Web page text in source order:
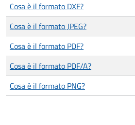
Cosa è il formato DXF?
Cosa è il formato JPEG?
Cosa è il formato PDF?
Cosa è il formato PDF/A?
Cosa è il formato PNG?